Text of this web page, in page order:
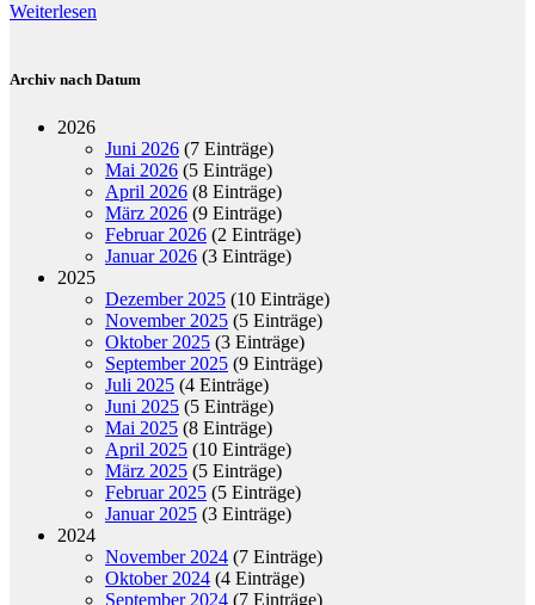
Weiterlesen
Archiv nach Datum
2026
Juni 2026 (7 Einträge)
Mai 2026 (5 Einträge)
April 2026 (8 Einträge)
März 2026 (9 Einträge)
Februar 2026 (2 Einträge)
Januar 2026 (3 Einträge)
2025
Dezember 2025 (10 Einträge)
November 2025 (5 Einträge)
Oktober 2025 (3 Einträge)
September 2025 (9 Einträge)
Juli 2025 (4 Einträge)
Juni 2025 (5 Einträge)
Mai 2025 (8 Einträge)
April 2025 (10 Einträge)
März 2025 (5 Einträge)
Februar 2025 (5 Einträge)
Januar 2025 (3 Einträge)
2024
November 2024 (7 Einträge)
Oktober 2024 (4 Einträge)
September 2024 (7 Einträge)